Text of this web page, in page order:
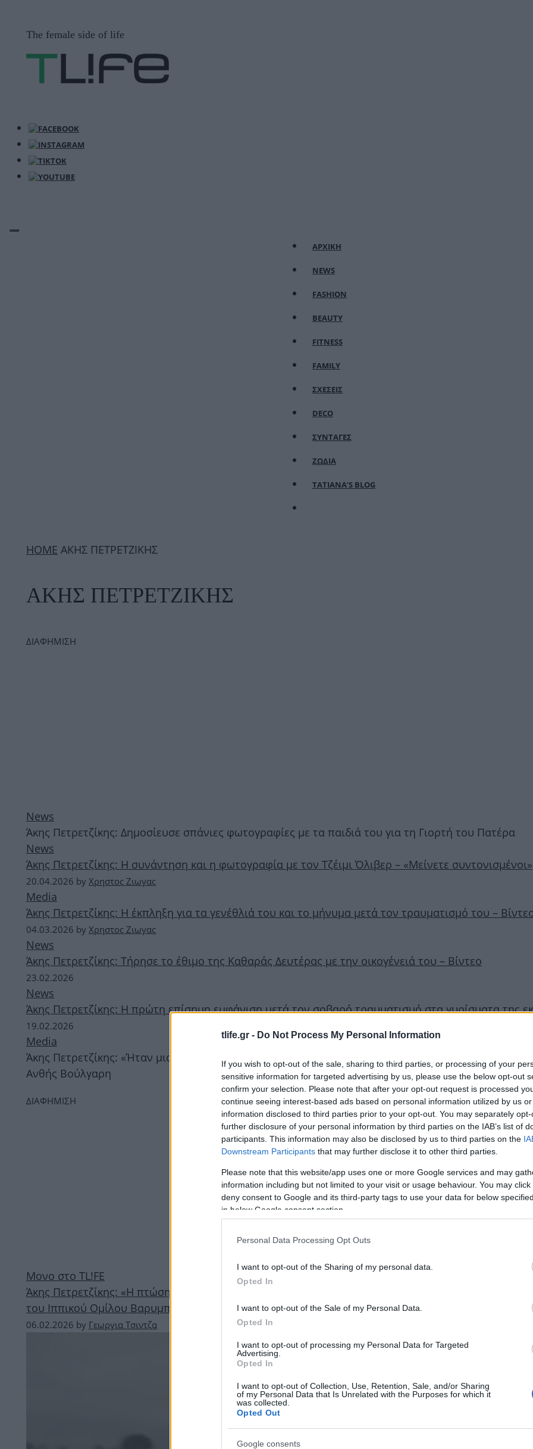
tlife.gr - Do Not Process My Personal Information
If you wish to opt-out of the sale, sharing to third parties, or processing of your
sensitive information for targeted advertising by us, please use the below opt-out
confirm your selection. Please note that after your opt-out request is processed
continue seeing interest-based ads based on personal information utilized by us
information disclosed to third parties prior to your opt-out. You may separately
further disclosure of your personal information by third parties on the IAB’s list of
participants. This information may also be disclosed by us to third parties on the
Downstream Participants that may further disclose it to other third parties.
Please note that this website/app uses one or more Google services and may
information including but not limited to your visit or usage behaviour. You may
deny consent to Google and its third-party tags to use your data for below
in below Google consent section.
Personal Data Processing Opt Outs
I want to opt-out of the Sharing of my personal data.
Opted In
I want to opt-out of the Sale of my Personal Data.
Opted In
I want to opt-out of processing my Personal Data for Targeted
Advertising.
Opted In
I want to opt-out of Collection, Use, Retention, Sale, and/or Sharing
of my Personal Data that Is Unrelated with the Purposes for which it
was collected.
Opted Out
Google consents
The female side of life
ΑΡΧΙΚΗ
NEWS
FASHION
BEAUTY
FITNESS
FAMILY
ΣΧΕΣΕΙΣ
DECO
ΣΥΝΤΑΓΕΣ
ΖΩΔΙΑ
TATIANA’S BLOG
ΗΟΜΕ ΑΚΗΣ ΠΕΤΡΕΤΖΙΚΗΣ
ΑΚΗΣ ΠΕΤΡΕΤΖΙΚΗΣ
ΔΙΑΦΗΜΙΣΗ
News
Άκης Πετρετζίκης: Δημοσίευσε σπάνιες φωτογραφίες με τα παιδιά του για τη Γιορτή του Πατέρα
News
Άκης Πετρετζίκης: Η συνάντηση και η φωτογραφία με τον Τζέιμι Όλιβερ – «Μείνετε συντονισμένοι»
20.04.2026 by Χρηστος Ζιωγας
Media
Άκης Πετρετζίκης: Η έκπληξη για τα γενέθλιά του και το μήνυμα μετά τον τραυματισμό του –
04.03.2026 by Χρηστος Ζιωγας
News
Άκης Πετρετζίκης: Τήρησε το έθιμο της Καθαράς Δευτέρας με την οικογένειά του – Βίντεο
23.02.2026
News
Άκης Πετρετζίκης: Η πρώτη επίσημη εμφάνιση μετά τον σοβαρό τραυματισμό στα γυρίσματα της
19.02.2026
Media
Άκης Πετρετζίκης: «Ήταν μια άτυχη στιγμή, δεν μιλάμε για ένα αφηνιασμένο άλογο» λέει στο TLIFE η
Ανθής Βούλγαρη
ΔΙΑΦΗΜΙΣΗ
Μονο στο TL!FE
Άκης Πετρετζίκης: «Η πτώση προήλθε λόγω απειρίας, όχι επειδή τρόμαξε το άλογο» – Τι λέει στο
του Ιππικού Ομίλου Βαρυμπόμπης
06.02.2026 by Γεωργια Τσιντζα